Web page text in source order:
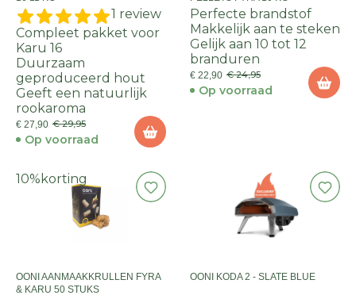
1 review
Compleet pakket voor
Karu 16
Duurzaam
geproduceerd hout
Geeft een natuurlijk
rookaroma
€ 27,90 € 29,95
Op voorraad
Perfecte brandstof
Makkelijk aan te steken
Gelijk aan 10 tot 12
branduren
€ 22,90 € 24,95
Op voorraad
10% korting
OONI AANMAAKKRULLEN FYRA
& KARU 50 STUKS
OONI KODA 2 - SLATE BLUE